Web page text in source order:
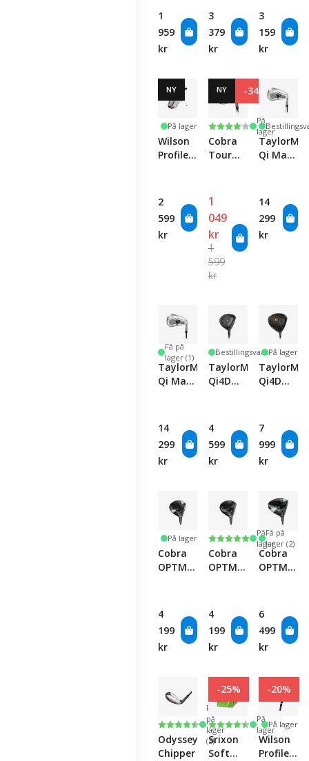
Navy/White
1
959
kr
Set -
Large
(11-
14yr)
3
379
kr
Set -
Medium
3
159
kr
NY
På lager
Wilson
Profile
Set -
Small
2
599
kr
NY -34%
Karakter:
4.0 av 5 mulige
På
lager
Cobra
Tour
1
049
kr
1
599
kr
Qi Max
Graphite
14
299
kr
Få på
lager (1)
TaylorMade
Qi Max
14
299
kr
Bestillingsvare
TaylorMade
Qi4D
Women's
Fairway
4
599
kr
På lager
Qi4D
7
999
kr
På lager
Cobra
OPTM
Fairway
4
199
kr
Karakter:
5.0 av 5 mulige
På
lager
Cobra
OPTM
4
199
kr
Få på
lager (2)
Cobra
OPTM
Driver
6
499
kr
Karakter:
4.8 av 5 mulige
Få
på
lager
(3)
Odyssey
Chipper
-25%
Karakter:
4.4 av 5 mulige
På
lager
Srixon
Soft
-20%
På lager
Wilson
Profile